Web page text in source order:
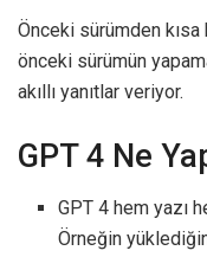
Önceki sürümden kısa
önceki sürümün
akıllı yanıtlar veriyor.
GPT 4 Ne
GPT 4 hem yazı
Örneğin